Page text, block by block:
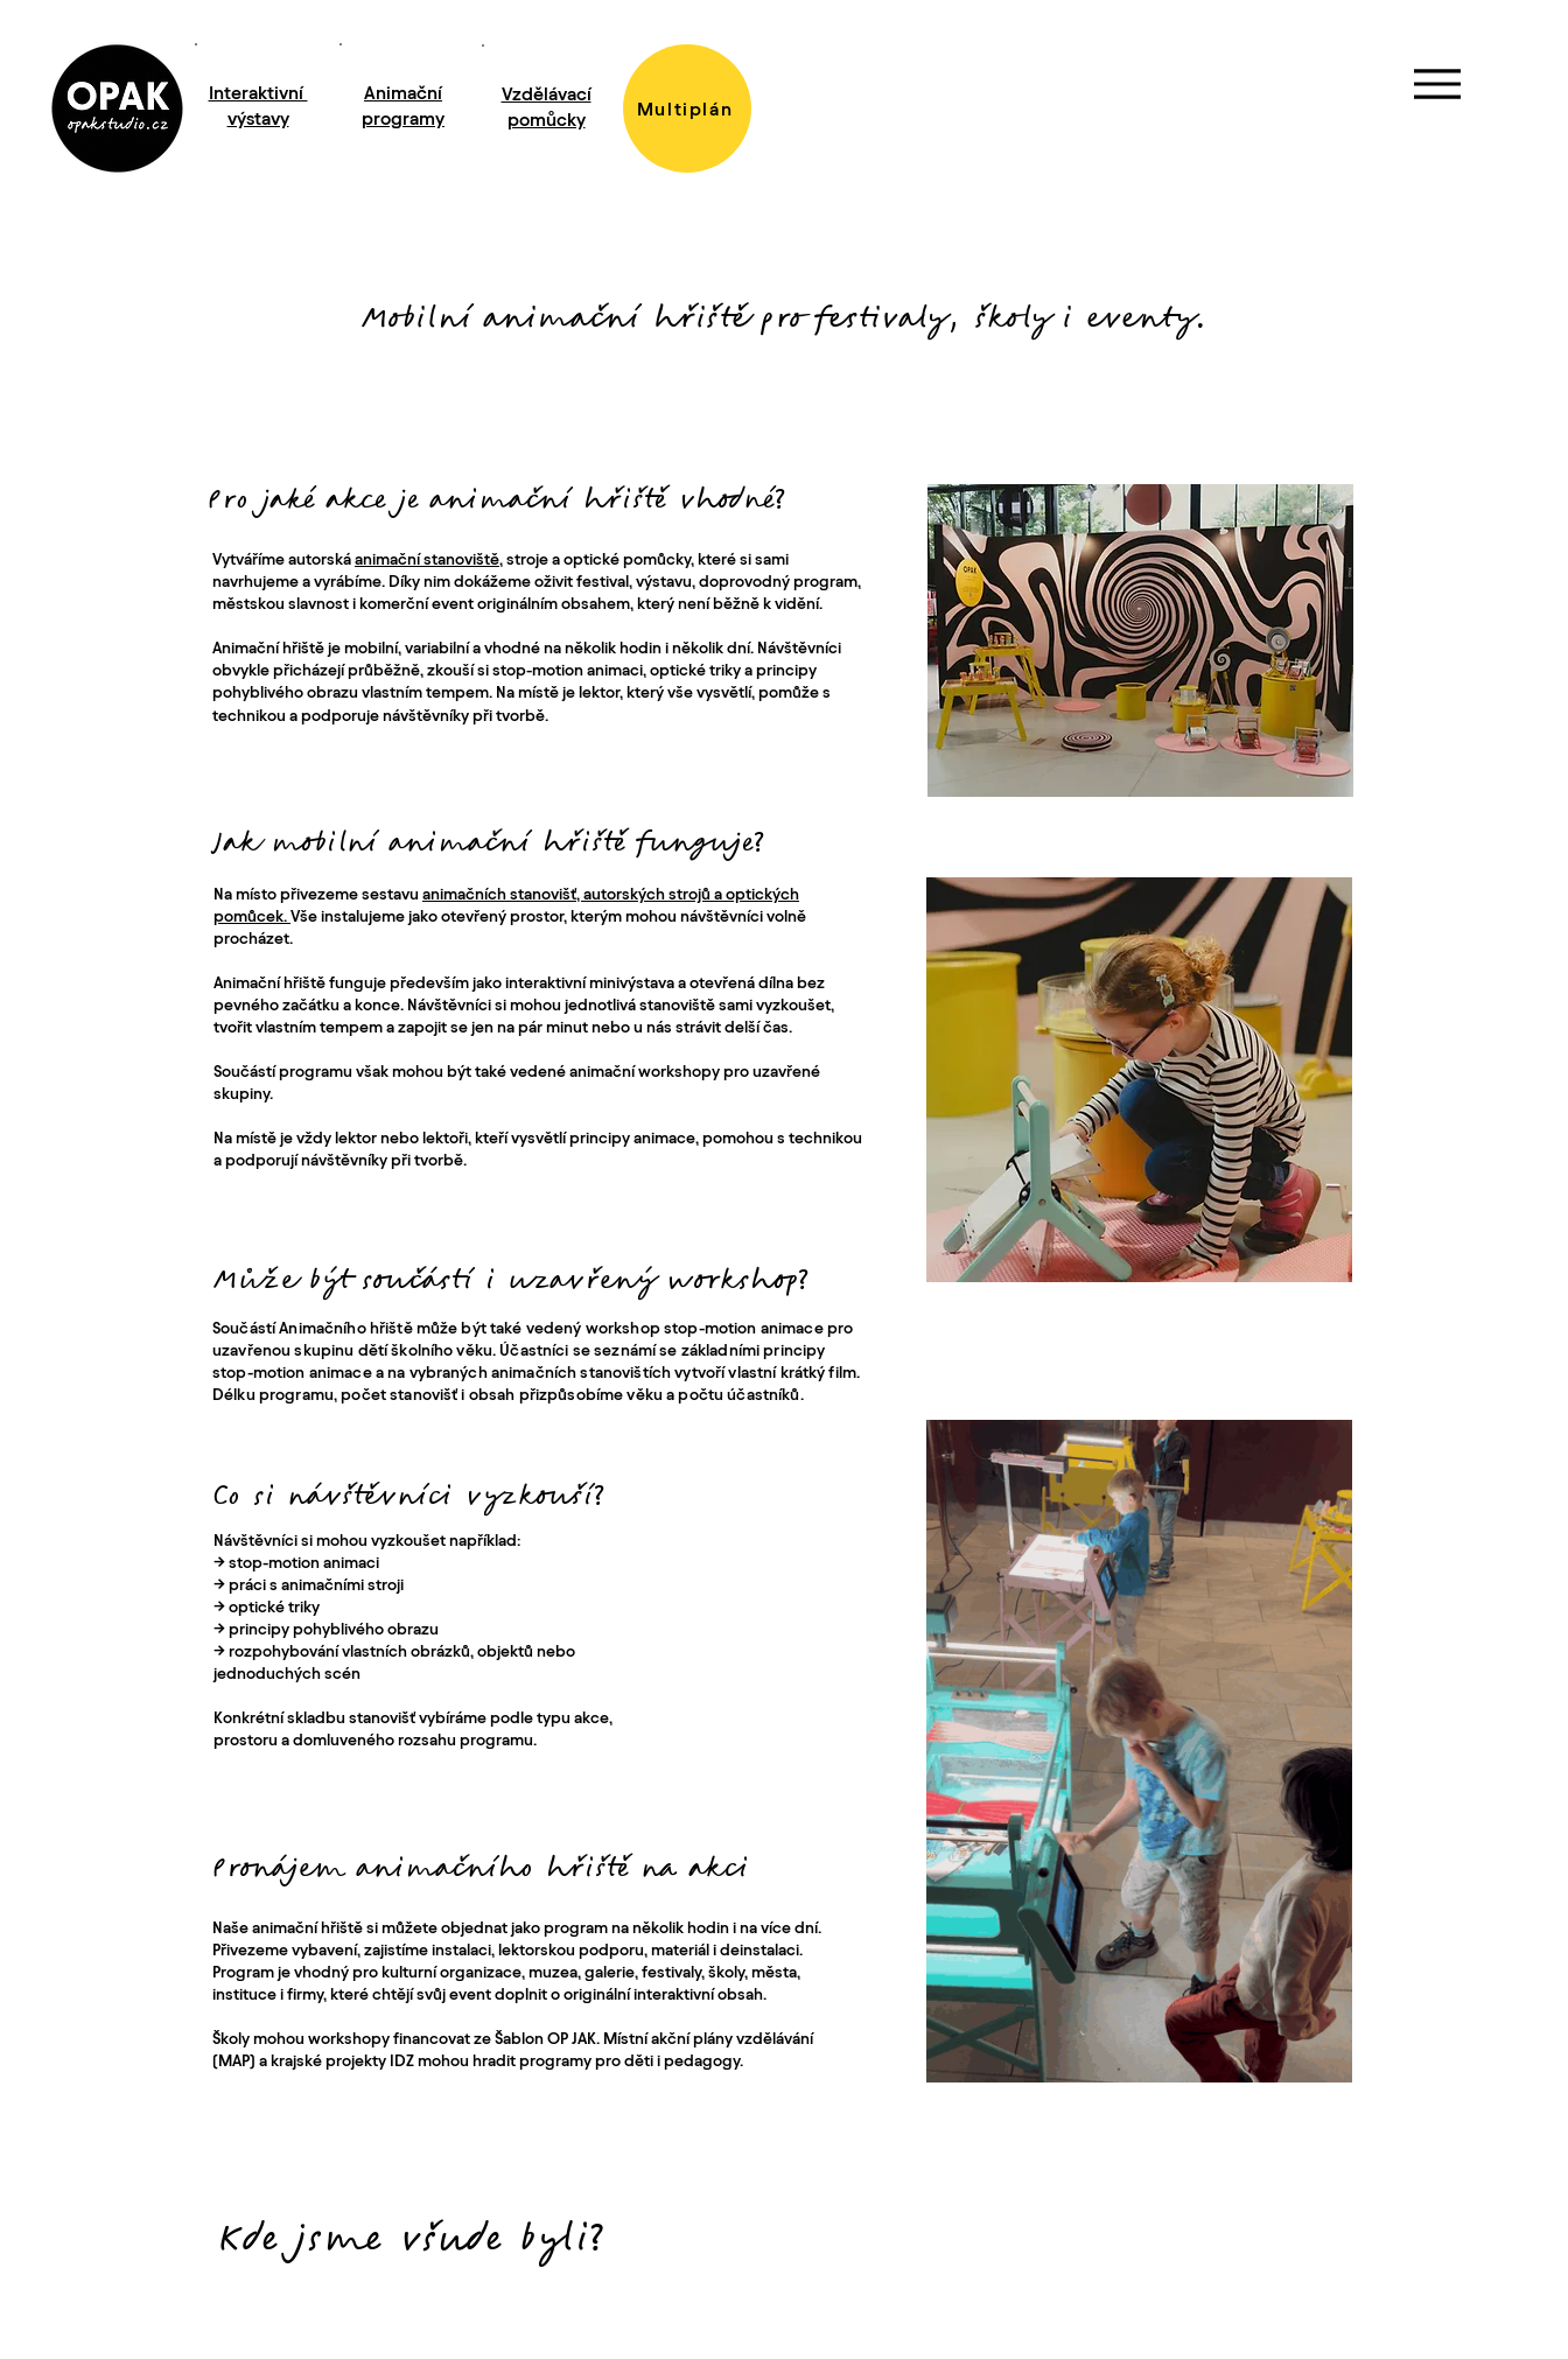
Multiplán
Animační
programy
Vzdělávací
pomůcky
Interaktivní
výstavy
Mobilní animační hřiště pro festivaly, školy i eventy.
Pro jaké akce je animační hřiště vhodné?
Vytváříme autorská animační stanoviště, stroje a optické pomůcky, které si sami
navrhujeme a vyrábíme. Díky nim dokážeme oživit festival, výstavu, doprovodný program,
městskou slavnost i komerční event originálním obsahem, který není běžně k vidění.
Animační hřiště je mobilní, variabilní a vhodné na několik hodin i několik dní. Návštěvníci
obvykle přicházejí průběžně, zkouší si stop-motion animaci, optické triky a principy
pohyblivého obrazu vlastním tempem. Na místě je lektor, který vše vysvětlí, pomůže s
technikou a podporuje návštěvníky při tvorbě.
Jak mobilní animační hřiště funguje?
Na místo přivezeme sestavu animačních stanovišť, autorských strojů a optických
pomůcek. Vše instalujeme jako otevřený prostor, kterým mohou návštěvníci volně
procházet.
Animační hřiště funguje především jako interaktivní minivýstava a otevřená dílna bez
pevného začátku a konce. Návštěvníci si mohou jednotlivá stanoviště sami vyzkoušet,
tvořit vlastním tempem a zapojit se jen na pár minut nebo u nás strávit delší čas.
Součástí programu však mohou být také vedené animační workshopy pro uzavřené
skupiny.
Na místě je vždy lektor nebo lektoři, kteří vysvětlí principy animace, pomohou s technikou
a podporují návštěvníky při tvorbě.
Může být součástí i uzavřený workshop?
Součástí Animačního hřiště může být také vedený workshop stop-motion animace pro
uzavřenou skupinu dětí školního věku. Účastníci se seznámí se základními principy
stop-motion animace a na vybraných animačních stanovištích vytvoří vlastní krátký film.
Délku programu, počet stanovišť i obsah přizpůsobíme věku a počtu účastníků.
Co si návštěvníci vyzkouší?
Návštěvníci si mohou vyzkoušet například:
→ stop-motion animaci
→ práci s animačními stroji
→ optické triky
→ principy pohyblivého obrazu
→ rozpohybování vlastních obrázků, objektů nebo
jednoduchých scén
Konkrétní skladbu stanovišť vybíráme podle typu akce,
prostoru a domluveného rozsahu programu.
Pronájem animačního hřiště na akci
Naše animační hřiště si můžete objednat jako program na několik hodin i na více dní.
Přivezeme vybavení, zajistíme instalaci, lektorskou podporu, materiál i deinstalaci.
Program je vhodný pro kulturní organizace, muzea, galerie, festivaly, školy, města,
instituce i firmy, které chtějí svůj event doplnit o originální interaktivní obsah.
Školy mohou workshopy financovat ze Šablon OP JAK. Místní akční plány vzdělávání
(MAP) a krajské projekty IDZ mohou hradit programy pro děti i pedagogy.
Kde jsme všude byli?